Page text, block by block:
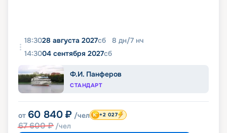
18:3028 августа 2027сб 8 дн/7 нч
14:3004 сентября 2027сб
Ф.И. Панферов
СТАНДАРТ
от 60 840 ₽ /чел
67 600₽ /чел
+2 027